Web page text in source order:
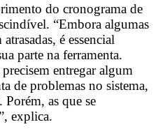
do cronograma de
“Embora algumas
é essencial
parte na ferramenta.
entregar algum
de problemas no sistema,
Porém, as que se
explica.